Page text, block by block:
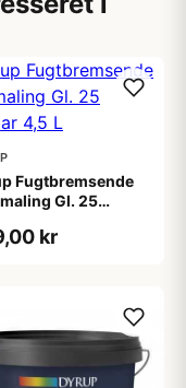
Fugtbremsende
Gl. 25
kr